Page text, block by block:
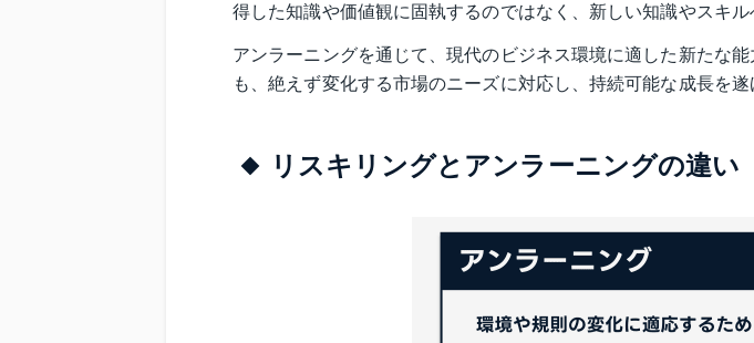
得した知識や価値観に固執するのではなく、新しい知識やスキル
アンラーニングを通じて、現代のビジネス環境に適した新たな
も、絶えず変化する市場のニーズに対応し、持続可能な成長を遂
リスキリングとアンラーニングの違い